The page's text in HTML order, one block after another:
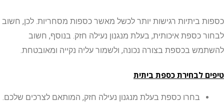
ביתיות רגישות יותר לכשל מאשר כספות מסחריות. לכן, חשוב
כספת איכותית, בעלת מנגנון נעילה חזק. בנוסף, חשוב
בכספת בצורה נכונה, ולשמור עליה נקייה ומאובטחת.
לבחירת כספת ביתית
בחרו כספת בעלת מנגנון נעילה חזק, המותאם לצרכים שלכם.